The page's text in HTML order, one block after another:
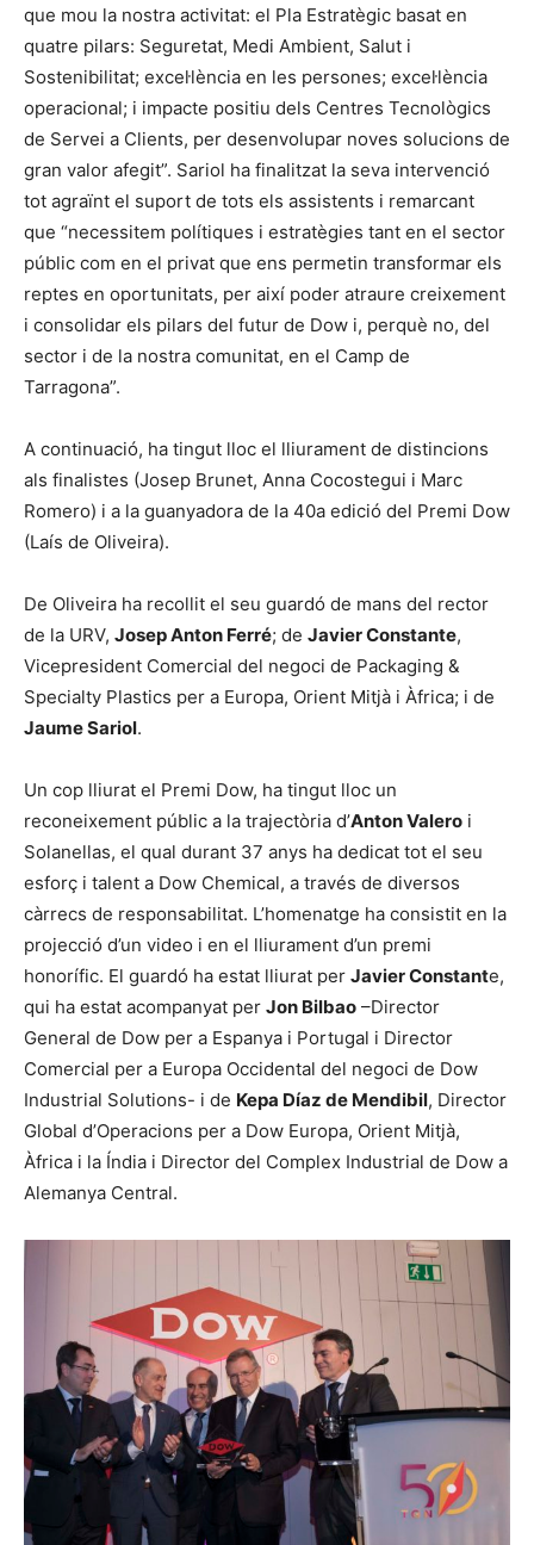
que mou la nostra activitat: el Pla Estratègic basat en
quatre pilars: Seguretat, Medi Ambient, Salut i
Sostenibilitat; excel·lència en les persones; excel·lència
operacional; i impacte positiu dels Centres Tecnològics
de Servei a Clients, per desenvolupar noves solucions de
gran valor afegit”. Sariol ha finalitzat la seva intervenció
tot agraïnt el suport de tots els assistents i remarcant
que “necessitem polítiques i estratègies tant en el sector
públic com en el privat que ens permetin transformar els
reptes en oportunitats, per així poder atraure creixement
i consolidar els pilars del futur de Dow i, perquè no, del
sector i de la nostra comunitat, en el Camp de
Tarragona”.
A continuació, ha tingut lloc el lliurament de distincions
als finalistes (Josep Brunet, Anna Cocostegui i Marc
Romero) i a la guanyadora de la 40a edició del Premi Dow
(Laís de Oliveira).
De Oliveira ha recollit el seu guardó de mans del rector
de la URV, Josep Anton Ferré; de Javier Constante,
Vicepresident Comercial del negoci de Packaging &
Specialty Plastics per a Europa, Orient Mitjà i Àfrica; i de
Jaume Sariol.
Un cop lliurat el Premi Dow, ha tingut lloc un
reconeixement públic a la trajectòria d’Anton Valero i
Solanellas, el qual durant 37 anys ha dedicat tot el seu
esforç i talent a Dow Chemical, a través de diversos
càrrecs de responsabilitat. L’homenatge ha consistit en la
projecció d’un video i en el lliurament d’un premi
honorífic. El guardó ha estat lliurat per Javier Constante,
qui ha estat acompanyat per Jon Bilbao –Director
General de Dow per a Espanya i Portugal i Director
Comercial per a Europa Occidental del negoci de Dow
Industrial Solutions- i de Kepa Díaz de Mendibil, Director
Global d’Operacions per a Dow Europa, Orient Mitjà,
Àfrica i la Índia i Director del Complex Industrial de Dow a
Alemanya Central.